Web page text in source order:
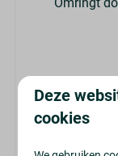
Deze
cookies